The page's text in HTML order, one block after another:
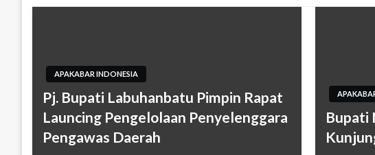
APAKABAR INDONESIA
Pj. Bupati Labuhanbatu Pimpin Rapat
Launcing Pengelolaan Penyelenggara
Pengawas Daerah
Bupati